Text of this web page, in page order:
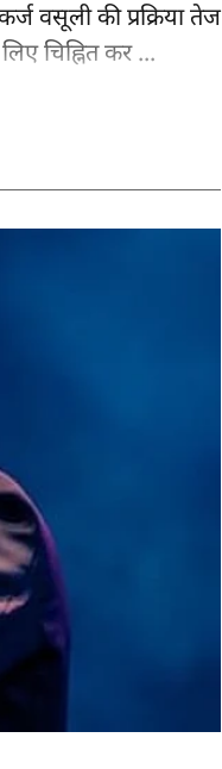
वसूली की प्रक्रिया तेज
चिह्नित कर ...